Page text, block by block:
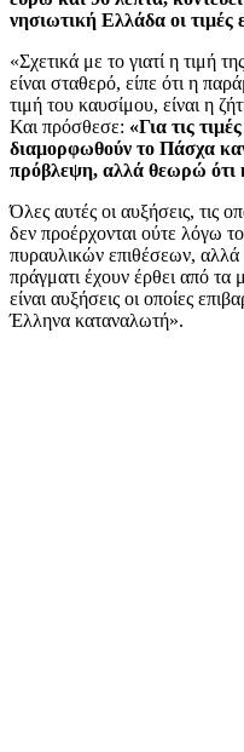
νησιωτική Ελλάδα οι
«Σχετικά με το γιατί η τιμή
είναι σταθερό, είπε ότι η
τιμή του καυσίμου, είναι η
Και πρόσθεσε: «Για τις
διαμορφωθούν το Πάσχα
πρόβλεψη, αλλά θεωρώ ότι
Όλες αυτές οι αυξήσεις, τις
δεν προέρχονται ούτε λόγω
πυραυλικών επιθέσεων, αλλά
πράγματι έχουν έρθει από
είναι αυξήσεις οι οποίες
Έλληνα καταναλωτή».